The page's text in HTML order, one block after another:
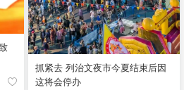
抓紧去 列治文夜市今夏结束后因
这将会停办